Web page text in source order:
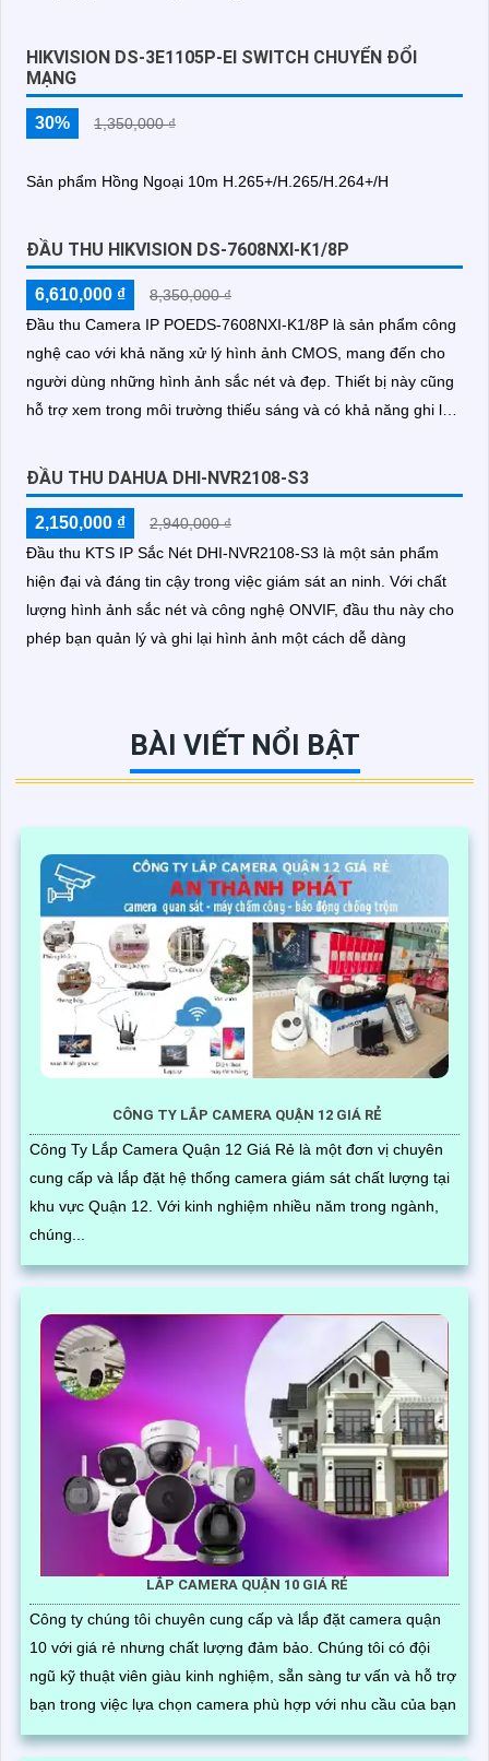
HIKVISION DS-3E1105P-EI SWITCH CHUYỂN ĐỔI
MẠNG
30% 1,350,000 ₫
Sản phẩm Hồng Ngoại 10m H.265+/H.265/H.264+/H
ĐẦU THU HIKVISION DS-7608NXI-K1/8P
6,610,000 ₫
8,350,000 ₫
Đầu thu Camera IP POEDS-7608NXI-K1/8P là sản phẩm công
nghệ cao với khả năng xử lý hình ảnh CMOS, mang đến cho
người dùng những hình ảnh sắc nét và đẹp. Thiết bị này cũng
hỗ trợ xem trong môi trường thiếu sáng và có khả năng ghi lại
ĐẦU THU DAHUA DHI-NVR2108-S3
2,150,000 ₫
2,940,000 ₫
Đầu thu KTS IP Sắc Nét DHI-NVR2108-S3 là một sản phẩm
hiện đại và đáng tin cậy trong việc giám sát an ninh. Với chất
lượng hình ảnh sắc nét và công nghệ ONVIF, đầu thu này cho
phép bạn quản lý và ghi lại hình ảnh một cách dễ dàng
BÀI VIẾT NỔI BẬT
CÔNG TY LẮP CAMERA QUẬN 12 GIÁ RẺ
Công Ty Lắp Camera Quận 12 Giá Rẻ là một đơn vị chuyên
cung cấp và lắp đặt hệ thống camera giám sát chất lượng tại
khu vực Quận 12. Với kinh nghiệm nhiều năm trong ngành,
chúng...
LẮP CAMERA QUẬN 10 GIÁ RẺ
Công ty chúng tôi chuyên cung cấp và lắp đặt camera quận
10 với giá rẻ nhưng chất lượng đảm bảo. Chúng tôi có đội
ngũ kỹ thuật viên giàu kinh nghiệm, sẵn sàng tư vấn và hỗ trợ
bạn trong việc lựa chọn camera phù hợp với nhu cầu của bạn